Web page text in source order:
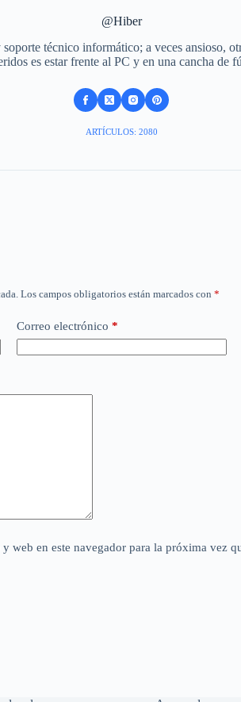
@Hiber
técnico informático; a veces ansioso,
es estar frente al PC y en una cancha de
ARTÍCULOS: 2080
Los campos obligatorios están marcados con *
Correo electrónico *
web en este navegador para la próxima vez